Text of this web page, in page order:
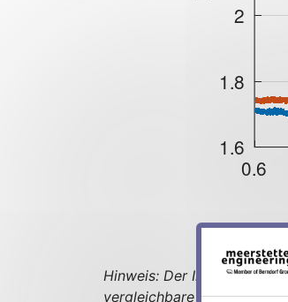
Hinweis: Der
vergleichbare Ergebnisse